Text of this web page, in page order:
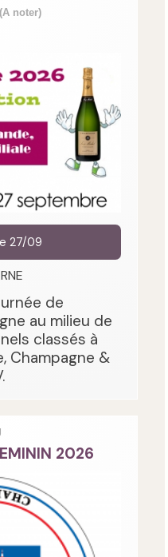
(A noter)
27/09
de
au milieu de
classés à
Champagne &
2026